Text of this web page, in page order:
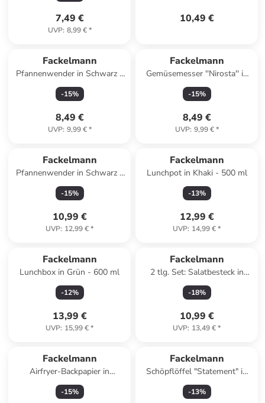
7,49 €
UVP: 8,99 €*
10,49 €
Fackelmann
Pfannenwender in Schwarz -
(L)29,3 cm
-15%
8,49 €
UVP: 9,99 €*
Fackelmann
Gemüsemesser ''Nirosta'' in
Schwarz/ Hellbraun - (L)19,5
cm
-15%
8,49 €
UVP: 9,99 €*
Fackelmann
Pfannenwender in Schwarz -
(H)29 cm
-15%
10,99 €
UVP: 12,99 €*
Fackelmann
Lunchpot in Khaki - 500 ml
-13%
12,99 €
UVP: 14,99 €*
Fackelmann
Lunchbox in Grün - 600 ml
-12%
13,99 €
UVP: 15,99 €*
Fackelmann
2 tlg. Set: Salatbesteck in
Natur - (L)30 cm
-18%
10,99 €
UVP: 13,49 €*
Fackelmann
Airfryer-Backpapier in
Hellbraun - (L)20 x (B)20 cm -
50 Stück
-15%
Fackelmann
Schöpflöffel "Statement" in
Schwarz - (L)28 cm
-13%